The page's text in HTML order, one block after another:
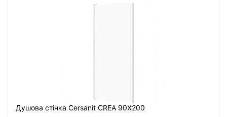
Душова стінка Cersanit CREA 90X200